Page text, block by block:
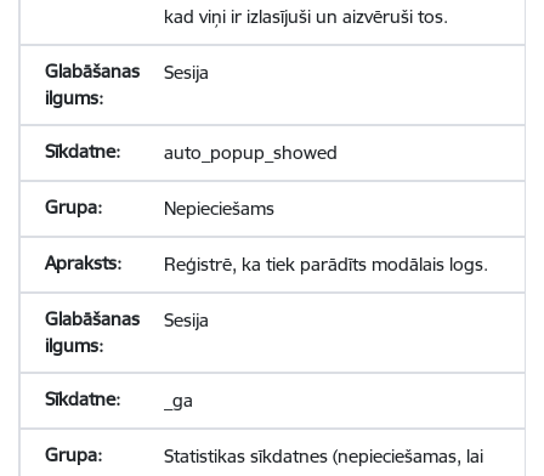
kad viņi ir izlasījuši un aizvēruši tos.
Sesija
auto_popup_showed
Nepieciešams
Reģistrē, ka tiek parādīts modālais logs.
Sesija
_ga
Statistikas sīkdatnes (nepieciešamas, lai